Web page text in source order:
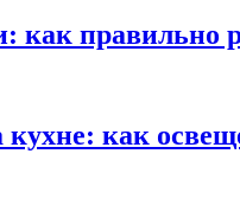
как правильно
кухне: как